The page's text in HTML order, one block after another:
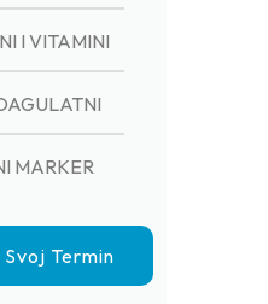
I VITAMINI
MARKER
Termin